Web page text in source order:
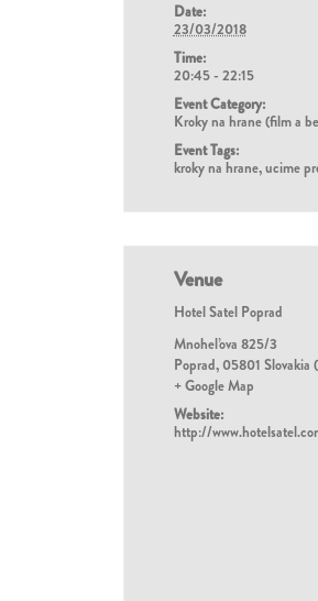
Date:
23/03/2018
Time:
20:45 - 22:15
Event Category:
Kroky na hrane (film a
Event Tags:
kroky na hrane,ucime
Venue
Hotel Satel Poprad
Mnoheľova 825/3
Poprad, 05801 Slovakia
+ Google Map
Website:
http://